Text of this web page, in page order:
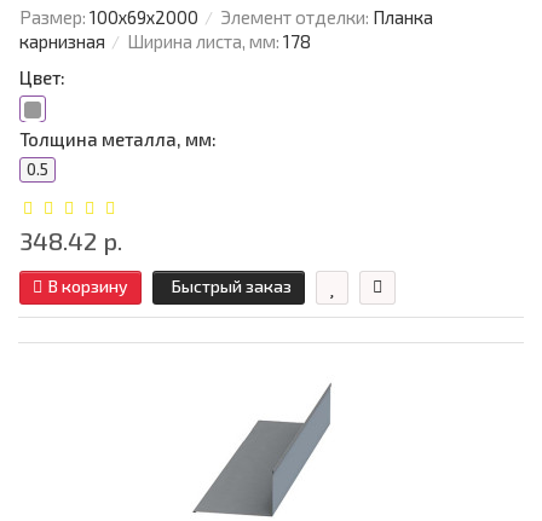
Размер: 100х69х2000 Элемент отделки: Планка
карнизная
Ширина листа, мм: 178
Цвет:
Толщина металла, мм:
0.5
348.42 р.
В корзину Быстрый заказ